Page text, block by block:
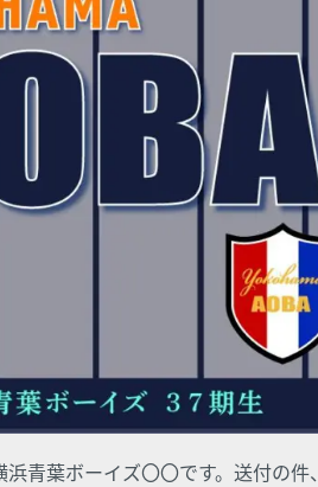
青葉ボーイズ〇〇です。送付の件